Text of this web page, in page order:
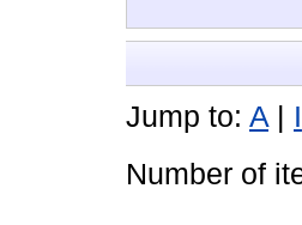
Jump to: A | I
Number of